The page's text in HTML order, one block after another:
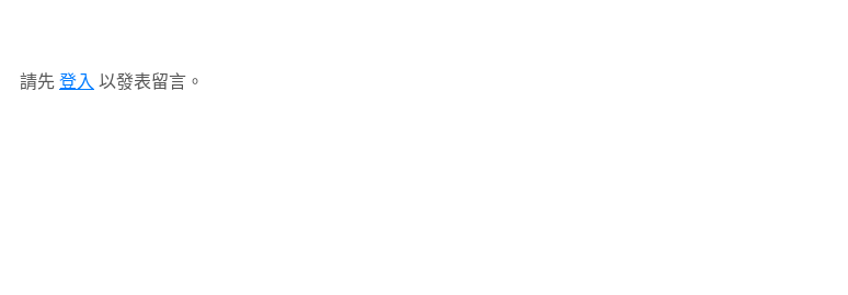
請先 登入 以發表留言。